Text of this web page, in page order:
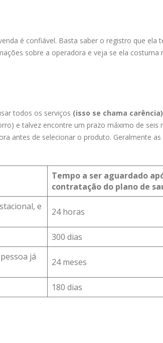
é confiável. Basta saber o registro que ela
sobre a operadora e veja se ela costuma
todos os serviços (isso se chama carência)
e talvez encontre um prazo máximo de seis
antes de selecionar o produto. Geralmente as
Tempo a ser aguardado
contratação do plano de
e
24 horas
300 dias
já
24 meses
180 dias